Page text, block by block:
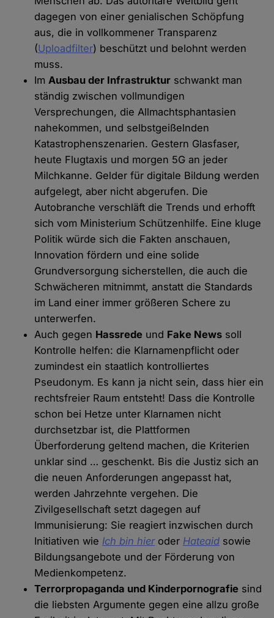
dagegen von einer genialischen Schöpfung
aus, die in vollkommener Transparenz
(Uploadfilter) beschützt und belohnt werden
muss.
ImAusbau der Infrastruktur schwankt man
ständig zwischen vollmundigen
Versprechungen, die Allmachtsphantasien
nahekommen, und selbstgeißelnden
Katastrophenszenarien. Gestern Glasfaser,
heute Flugtaxis und morgen 5G an jeder
Milchkanne. Gelder für digitale Bildung werden
aufgelegt, aber nicht abgerufen. Die
Autobranche verschläft die Trends und erhofft
sich vom Ministerium Schützenhilfe. Eine kluge
Politik würde sich die Fakten anschauen,
Innovation fördern und eine solide
Grundversorgung sicherstellen, die auch die
Schwächeren mitnimmt, anstatt die Standards
im Land einer immer größeren Schere zu
unterwerfen.
Auch gegen Hassrede und Fake News soll
Kontrolle helfen: die Klarnamenpflicht oder
zumindest ein staatlich kontrolliertes
Pseudonym. Es kann ja nicht sein, dass hier ein
rechtsfreier Raum entsteht! Dass die Kontrolle
schon bei Hetze unter Klarnamen nicht
durchsetzbar ist, die Plattformen
Überforderung geltend machen, die Kriterien
unklar sind … geschenkt. Bis die Justiz sich an
die neuen Anforderungen angepasst hat,
werden Jahrzehnte vergehen. Die
Zivilgesellschaft setzt dagegen auf
Immunisierung: Sie reagiert inzwischen durch
Initiativen wie Ich bin hieroder Hateaid sowie
Bildungsangebote und der Förderung von
Medienkompetenz.
Terrorpropaganda und Kinderpornografie sind
die liebsten Argumente gegen eine allzu große